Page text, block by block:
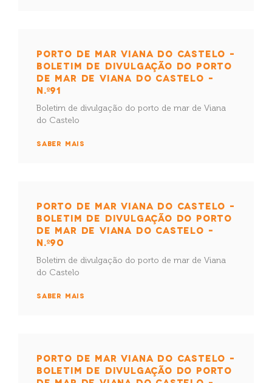
PORTO DE MAR VIANA DO CASTELO –
BOLETIM DE DIVULGAÇÃO DO PORTO
DE MAR DE VIANA DO CASTELO –
N.º91
Boletim de divulgação do porto de mar de Viana
do Castelo
SABER MAIS
PORTO DE MAR VIANA DO CASTELO –
BOLETIM DE DIVULGAÇÃO DO PORTO
DE MAR DE VIANA DO CASTELO –
N.º90
Boletim de divulgação do porto de mar de Viana
do Castelo
SABER MAIS
PORTO DE MAR VIANA DO CASTELO –
BOLETIM DE DIVULGAÇÃO DO PORTO